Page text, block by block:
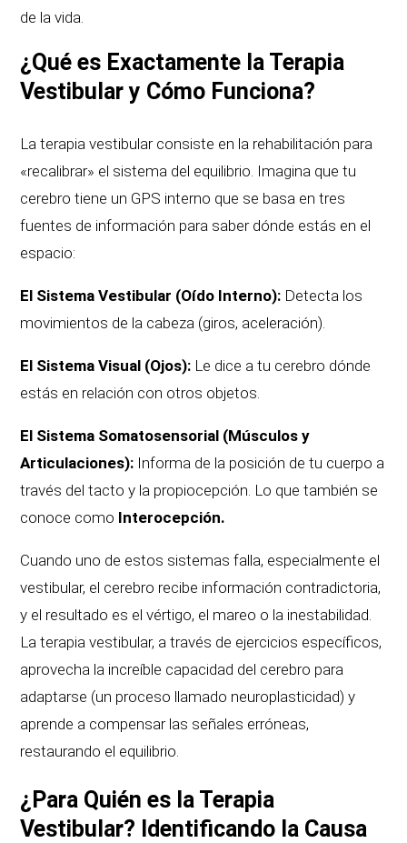
de la vida.
¿Qué es Exactamente la Terapia
Vestibular y Cómo Funciona?
La terapia vestibular consiste en la rehabilitación para
«recalibrar» el sistema del equilibrio. Imagina que tu
cerebro tiene un GPS interno que se basa en tres
fuentes de información para saber dónde estás en el
espacio:
El Sistema Vestibular (Oído Interno): Detecta los
movimientos de la cabeza (giros, aceleración).
El Sistema Visual (Ojos): Le dice a tu cerebro dónde
estás en relación con otros objetos.
El Sistema Somatosensorial (Músculos y
Articulaciones): Informa de la posición de tu cuerpo a
través del tacto y la propiocepción. Lo que también se
conoce como Interocepción.
Cuando uno de estos sistemas falla, especialmente el
vestibular, el cerebro recibe información contradictoria,
y el resultado es el vértigo, el mareo o la inestabilidad.
La terapia vestibular, a través de ejercicios específicos,
aprovecha la increíble capacidad del cerebro para
adaptarse (un proceso llamado neuroplasticidad) y
aprende a compensar las señales erróneas,
restaurando el equilibrio.
¿Para Quién es la Terapia
Vestibular? Identificando la Causa